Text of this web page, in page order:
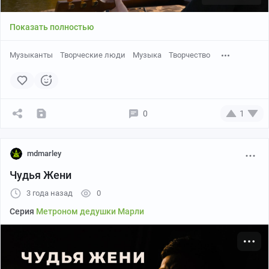
Показать полностью
Музыканты Творческие люди Музыка Творчество
0 1
mdmarley
Чудья Жени
3 года назад 0
Серия Метроном дедушки Марли